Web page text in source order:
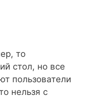
то
стол, но все
пользователи
нельзя с